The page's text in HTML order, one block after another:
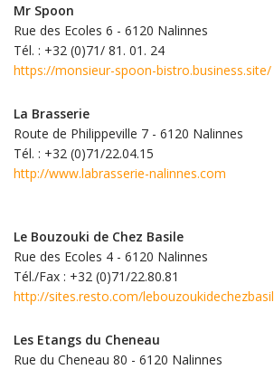
Mr Spoon
Rue des Ecoles 6 - 6120 Nalinnes
Tél. : +32 (0)71/ 81. 01. 24
https://monsieur-spoon-bistro.business.site/
La Brasserie
Route de Philippeville 7 - 6120 Nalinnes
Tél. : +32 (0)71/22.04.15
http://www.labrasserie-nalinnes.com
Le Bouzouki de Chez Basile
Rue des Ecoles 4 - 6120 Nalinnes
Tél./Fax : +32 (0)71/22.80.81
http://sites.resto.com/lebouzoukidechezbasil
Les Etangs du Cheneau
Rue du Cheneau 80 - 6120 Nalinnes